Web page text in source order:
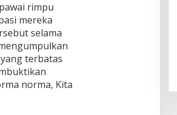
rimpu
mereka
selama
terbatas
norma, Kita